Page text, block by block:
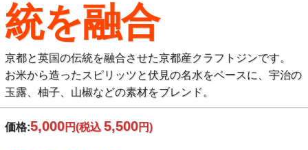
統を融合
京都と英国の伝統を融合させた京都産クラフトジンです。
お米から造ったスピリッツと伏見の名水をベースに、宇治の
玉露、柚子、山椒などの素材をブレンド。
価格:5,000円(税込 5,500円)